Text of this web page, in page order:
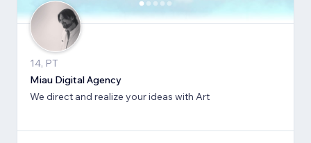
14, PT
Miau Digital Agency
We direct and realize your ideas with Art